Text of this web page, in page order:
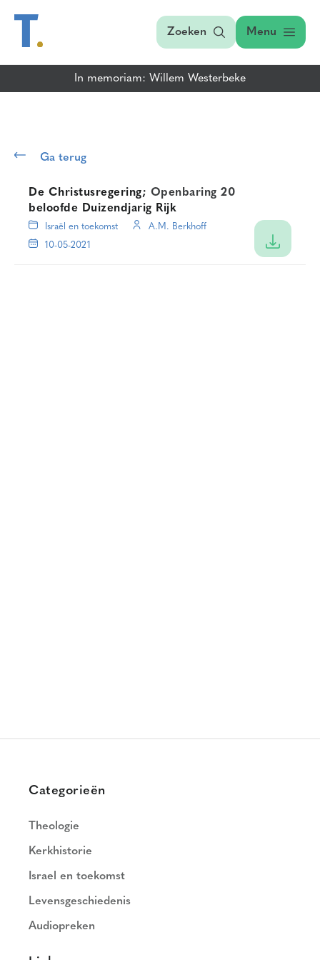
Zoeken Menu
In memoriam: Willem Westerbeke
Ga terug
De Christusregering; Openbaring 20
beloofde Duizendjarig Rijk
Israël en toekomst
A.M. Berkhoff
10-05-2021
Categorieën
Theologie
Kerkhistorie
Israel en toekomst
Levensgeschiedenis
Audiopreken